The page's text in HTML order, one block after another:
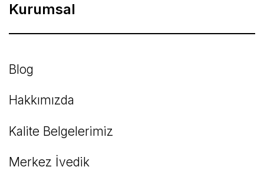
Ürün fiyatı diğer sitelerden daha pahalı.
Bu ürüne benzer farklı alternatifler olmalı.
Kurumsal
Blog
Hakkımızda
Kalite Belgelerimiz
Merkez İvedik